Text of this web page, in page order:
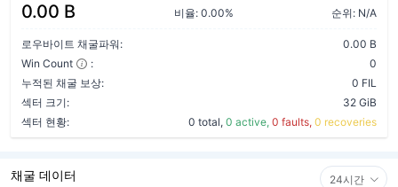
0.00 B 비율: 0.00% 순위: N/A
로우바이트 채굴파워:
0.00 B
Win Count
:
0
누적된 채굴 보상:
0 FIL
섹터 크기:
32 GiB
섹터 현황:
0 total, 0 active, 0 faults, 0 recoveries
채굴 데이터 24시간